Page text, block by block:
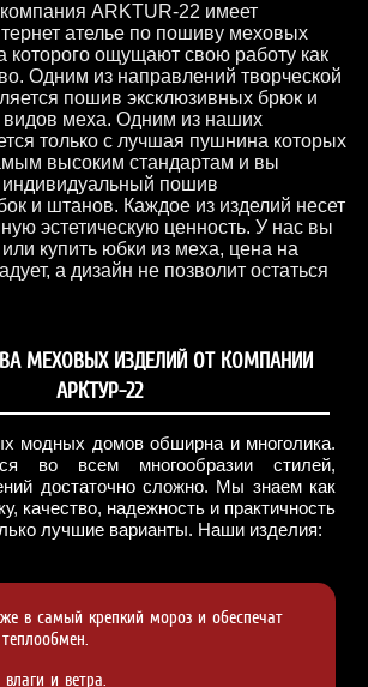
ARKTUR-22 имеет
ателье по пошиву меховых
которого ощущают свою работу как
Одним из направлений творческой
пошив эксклюзивных брюк и
видов меха. Одним из наших
только с лучшая пушнина которых
высоким стандартам и вы
индивидуальный пошив
и штанов. Каждое из изделий несет
эстетическую ценность. У нас вы
купить юбки из меха, цена на
а дизайн не позволит остаться
МЕХОВЫХ ИЗДЕЛИЙ ОТ КОМПАНИИ
АРКТУР-22
модных домов обширна и многолика.
во всем многообразии стилей,
достаточно сложно. Мы знаем как
качество, надежность и практичность
лучшие варианты. Наши изделия:
в самый крепкий мороз и обеспечат
и ветра.